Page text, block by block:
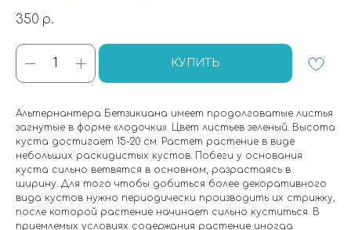
350 р.
КУПИТЬ
Альтернантера Бетзикиана имеет продолговатые листья
загнутые в форме «лодочки». Цвет листьев зеленый. Высота
куста достигает 15-20 см. Растет растение в виде
небольших раскидистых кустов. Побеги у основания
куста сильно ветвятся в основном, разрастаясь в
ширину. Для того чтобы добиться более декоративного
вида кустов нужно периодически производить их стрижку,
после которой растение начинает сильно куститься. В
приемлемых условиях содержания растение иногда